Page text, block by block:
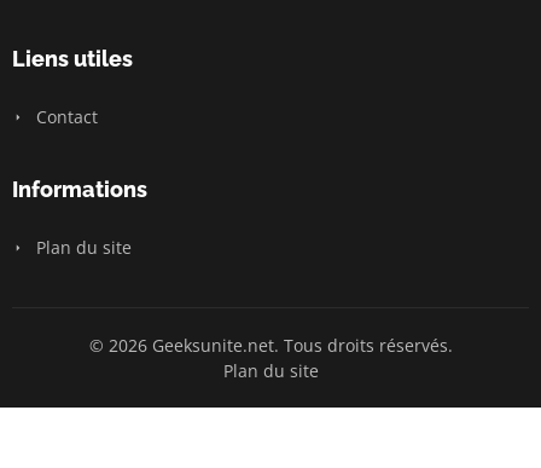
Liens utiles
Contact
Informations
Plan du site
© 2026 Geeksunite.net. Tous droits réservés.
Plan du site